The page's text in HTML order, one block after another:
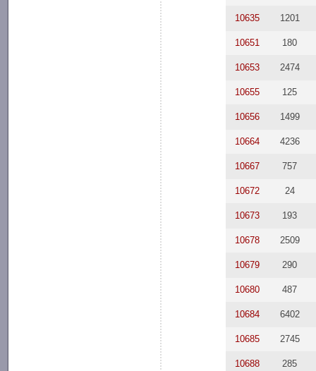
10635 1201
10651 180
10653 2474
10655 125
10656 1499
10664 4236
10667 757
10672 24
10673 193
10678 2509
10679 290
10680 487
10684 6402
10685 2745
10688 285